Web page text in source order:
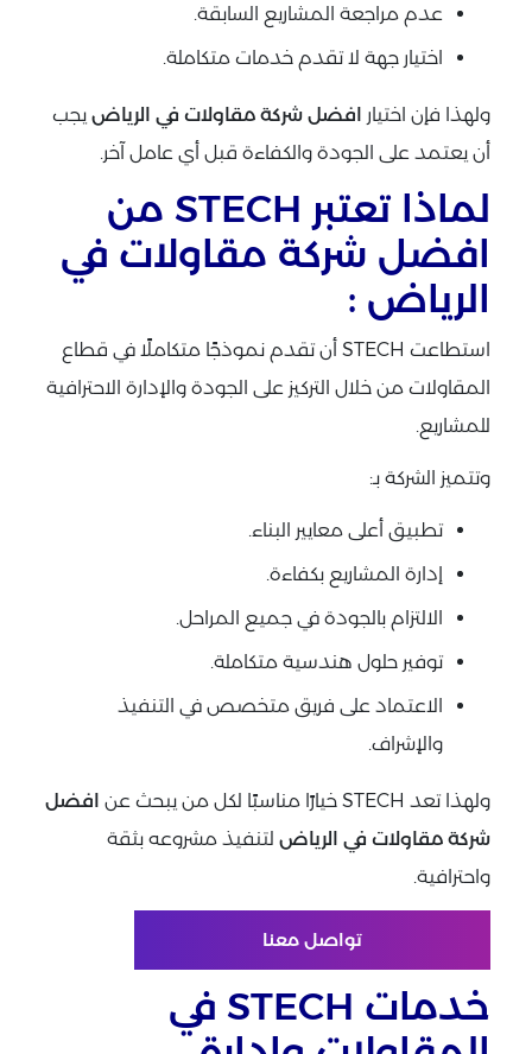
عدم مراجعة المشاريع السابقة.
اختيار جهة لا تقدم خدمات متكاملة.
ولهذا فإن اختيار افضل شركة مقاولات في الرياض يجب
أن يعتمد على الجودة والكفاءة قبل أي عامل آخر.
لماذا تعتبر STECH من
افضل شركة مقاولات في
الرياض :
استطاعت STECH أن تقدم نموذجًا متكاملًا في قطاع
المقاولات من خلال التركيز على الجودة والإدارة الاحترافية
للمشاريع.
وتتميز الشركة بـ:
تطبيق أعلى معايير البناء.
إدارة المشاريع بكفاءة.
الالتزام بالجودة في جميع المراحل.
توفير حلول هندسية متكاملة.
الاعتماد على فريق متخصص في التنفيذ
والإشراف.
ولهذا تعد STECH خيارًا مناسبًا لكل من يبحث عن
افضل
شركة مقاولات في الرياض لتنفيذ مشروعه بثقة
واحترافية.
تواصل معنا
خدمات STECH في